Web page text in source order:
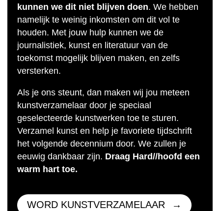
kunnen we dit niet blijven doen. We hebben
namelijk te weinig inkomsten om dit vol te
houden. Met jouw hulp kunnen we de
journalistiek, kunst en literatuur van de
toekomst mogelijk blijven maken, en zelfs
versterken.
Als je ons steunt, dan maken wij jou meteen
kunstverzamelaar door je speciaal
geselecteerde kunstwerken toe te sturen.
Verzamel kunst en help je favoriete tijdschrift
het volgende decennium door. We zullen je
eeuwig dankbaar zijn. Draag Hard//hoofd een
warm hart toe.
WORD KUNSTVERZAMELAAR